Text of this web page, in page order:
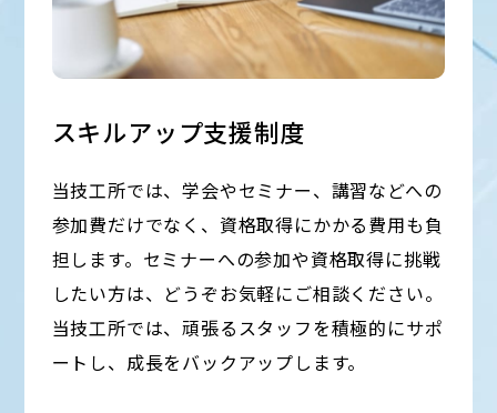
スキルアップ支援制度
当技工所では、学会やセミナー、講習などへの
参加費だけでなく、資格取得にかかる費用も負
担します。セミナーへの参加や資格取得に挑戦
したい方は、どうぞお気軽にご相談ください。
当技工所では、頑張るスタッフを積極的にサポ
ートし、成長をバックアップします。